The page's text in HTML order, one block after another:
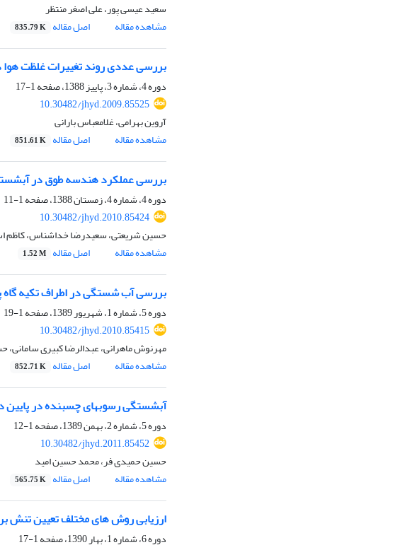
سعید عیسی پور، علی اصغر منتظر
مشاهده مقاله
اصل مقاله 835.79 K
بررسی عددی روند تغییرات غلظت هوا
دوره 4، شماره 3، پاییز 1388، صفحه
1-17
10.30482/jhyd.2009.85525
آروین بهرامی، غلامعباس بارانی
مشاهده مقاله
اصل مقاله 851.61 K
بررسی عملکرد هندسه طوق در
دوره 4، شماره 4، زمستان 1388، صفحه
1-11
10.30482/jhyd.2010.85424
حسین شریعتی، سعیدرضا خداشناس، کاظم
مشاهده مقاله
اصل مقاله 1.52 M
بررسی آب شستگی در اطراف تکیه
دوره 5، شماره 1، شهریور 1389، صفحه
1-19
10.30482/jhyd.2010.85415
مهرنوش ماهرانی، عبدالرضا کبیری سامانی،
مشاهده مقاله
اصل مقاله 852.71 K
آبشستگی رسوبهای چسبنده در
دوره 5، شماره 2، بهمن 1389، صفحه
1-12
10.30482/jhyd.2011.85452
حسین حمیدی فر، محمد حسین امید
مشاهده مقاله
اصل مقاله 565.75 K
ارزیابی روش های مختلف تعیین تنش
دوره 6، شماره 1، بهار 1390، صفحه 1-17